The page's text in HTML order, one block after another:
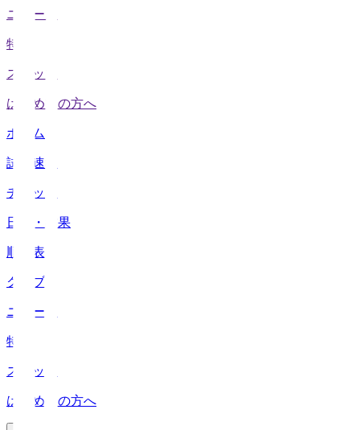
ニュース
特集
スタッツ
はじめての方へ
ホーム
試合速報
チケット
日程・結果
順位表
クラブ
ニュース
特集
スタッツ
はじめての方へ